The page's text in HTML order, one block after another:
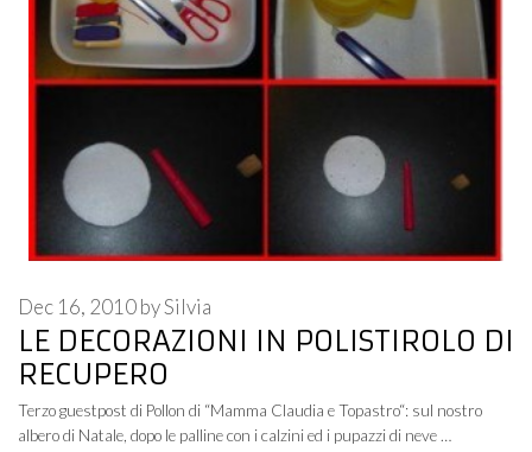
LE DECORAZIONI IN POLISTIROLO DI
RECUPERO
Dec 16, 2010bySilvia
Terzo guestpost di Pollon di “Mamma Claudia e Topastro“: sul nostro
albero di Natale, dopo le palline con i calzini ed i pupazzi di neve …